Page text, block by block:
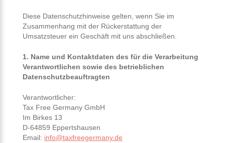
Diese Datenschutzhinweise gelten, wenn Sie im
Zusammenhang mit der Rückerstattung der
Umsatzsteuer ein Geschäft mit uns abschließen.
1. Name und Kontaktdaten des für die Verarbeitung
Verantwortlichen sowie des betrieblichen
Datenschutzbeauftragten
Verantwortlicher:
Tax Free Germany GmbH
Im Birkes 13
D-64859 Eppertshausen
Email: info@taxfreegermany.de